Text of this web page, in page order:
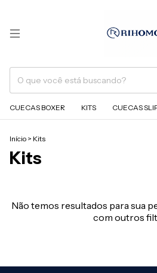
CUECAS BOXER KITS CUECAS
Início > Kits
Kits
Não temos resultados para sua
com outros